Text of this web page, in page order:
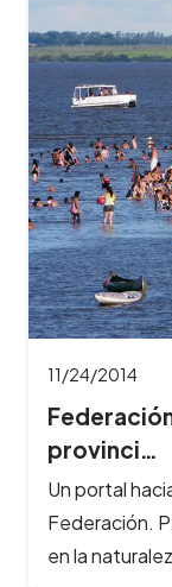
11/24/2014
provinci…
Un portal
Federación.
en la